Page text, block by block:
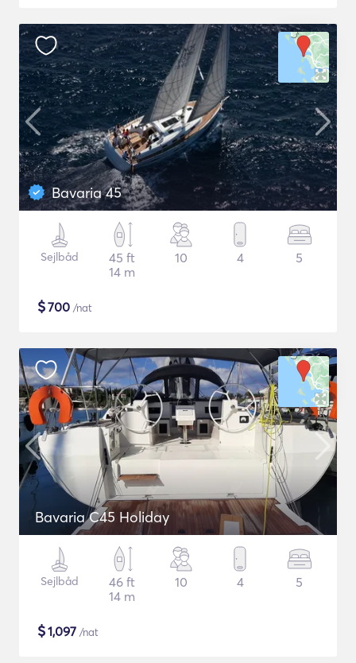
Bavaria 45
Sejlbåd
45 ft
14 m
10 4 5
$700 /nat
Bavaria C45 Holiday
Sejlbåd
46 ft
14 m
10 4 5
$1,097 /nat